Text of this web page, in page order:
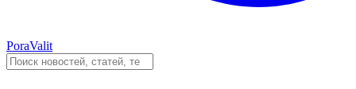
PoraValit